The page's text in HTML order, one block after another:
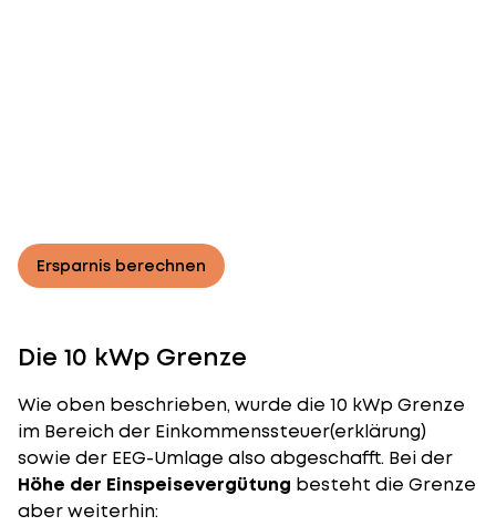
Ersparnis berechnen
Die 10 kWp Grenze
Wie oben beschrieben, wurde die 10 kWp Grenze
im Bereich der Einkommenssteuer(erklärung)
sowie der EEG-Umlage also abgeschafft. Bei der
Höhe der Einspeisevergütung besteht die Grenze
aber weiterhin: